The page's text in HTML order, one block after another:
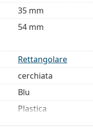
35 mm
54 mm
Rettangolare
cerchiata
Blu
Plastica